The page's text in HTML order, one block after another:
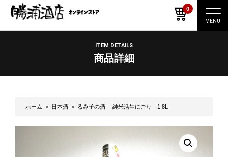
ナ
ビ
切
0
ITEM DETAILS
商品詳細
ホーム > 日本酒> るみ子の酒 純米活生にごり 1.8L